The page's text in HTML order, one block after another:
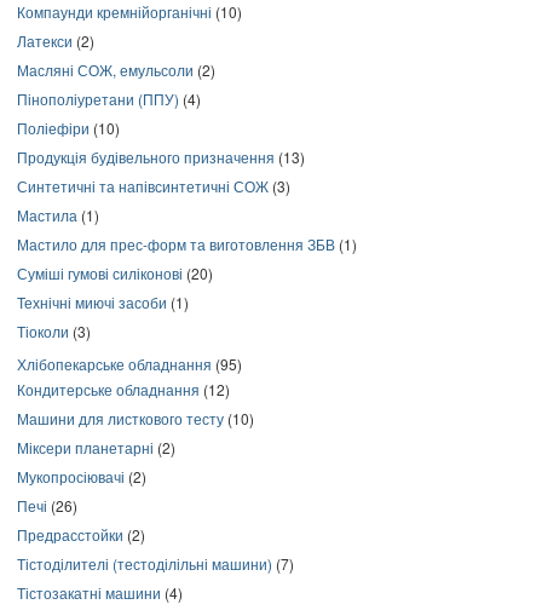
Компаунди кремнійорганічні (10)
Латекси (2)
Масляні СОЖ, емульсоли (2)
Пінополіуретани (ППУ) (4)
Поліефіри (10)
Продукція будівельного призначення (13)
Синтетичні та напівсинтетичні СОЖ (3)
Мастила (1)
Мастило для прес-форм та виготовлення ЗБВ (1)
Суміші гумові силіконові (20)
Технічні миючі засоби (1)
Тіоколи (3)
Хлібопекарське обладнання (95)
Кондитерське обладнання (12)
Машини для листкового тесту (10)
Міксери планетарні (2)
Мукопросіювачі (2)
Печі (26)
Предрасстойки (2)
Тістоділителі (тестоділільні машини) (7)
Тістозакатні машини (4)